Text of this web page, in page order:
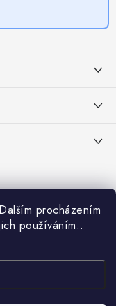
procházením
používáním..